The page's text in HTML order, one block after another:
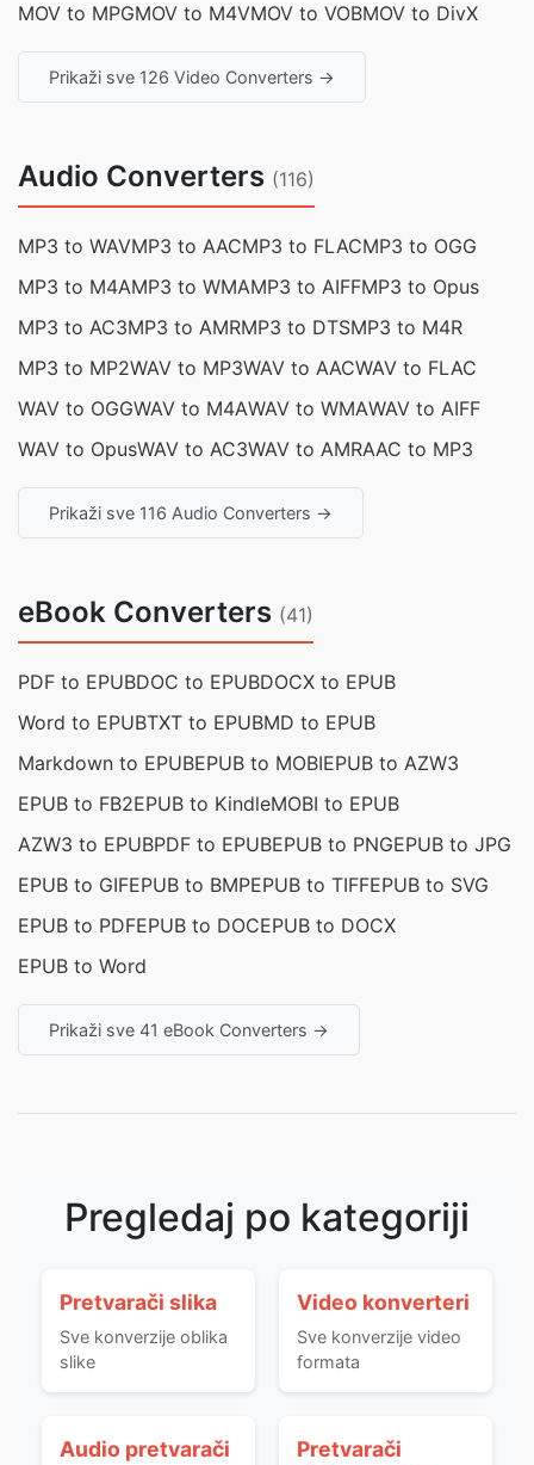
MOV to MPGMOV to M4VMOV to VOBMOV to DivX
Prikaži sve 126 Video Converters →
Audio Converters (116)
MP3 to WAVMP3 to AACMP3 to FLACMP3 to OGG
MP3 to M4AMP3 to WMAMP3 to AIFFMP3 to Opus
MP3 to AC3MP3 to AMRMP3 to DTSMP3 to M4R
MP3 to MP2WAV to MP3WAV to AACWAV to FLAC
WAV to OGGWAV to M4AWAV to WMAWAV to AIFF
WAV to OpusWAV to AC3WAV to AMRAAC to MP3
Prikaži sve 116 Audio Converters →
eBook Converters (41)
PDF to EPUBDOC to EPUBDOCX to EPUB
Word to EPUBTXT to EPUBMD to EPUB
Markdown to EPUBEPUB to MOBIEPUB to AZW3
EPUB to FB2EPUB to KindleMOBI to EPUB
AZW3 to EPUBPDF to EPUBEPUB to PNGEPUB to JPG
EPUB to GIFEPUB to BMPEPUB to TIFFEPUB to SVG
EPUB to PDFEPUB to DOCEPUB to DOCX
EPUB to Word
Prikaži sve 41 eBook Converters →
Pregledaj po kategoriji
Pretvarači slika
Sve konverzije oblika
slike
Video konverteri
Sve konverzije video
formata
Audio pretvarači
Pretvarači